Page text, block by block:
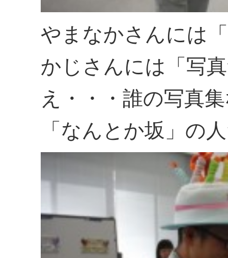
やまなかさんには
かじさんには「写
え・・・誰の写真
「なんとか坂」の